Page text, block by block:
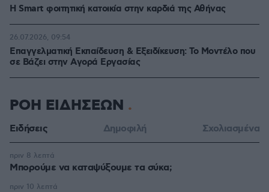
Η Smart φοιτητική κατοικία στην καρδιά της Αθήνας
Επαγγελματική Εκπαίδευση & Εξειδίκευση: Το Mοντέλο που
σε Bάζει στην Aγορά Eργασίας
26.07.2026, 09:54
ΡΟΗ ΕΙΔΗΣΕΩΝ
Ειδήσεις Δημοφιλή Σχολιασμένα
Μπορούμε να καταψύξουμε τα σύκα;
πριν 8 λεπτά
πριν 10 λεπτά